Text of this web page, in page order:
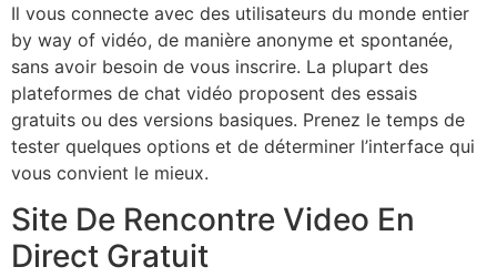
Il vous connecte avec des utilisateurs du monde entier
by way of vidéo, de manière anonyme et spontanée,
sans avoir besoin de vous inscrire. La plupart des
plateformes de chat vidéo proposent des essais
gratuits ou des versions basiques. Prenez le temps de
tester quelques options et de déterminer l’interface qui
vous convient le mieux.
Site De Rencontre Video En
Direct Gratuit